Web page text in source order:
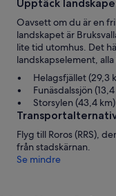
Upptäck
Oavsett om du är en
landskapet är
lite tid utomhus. Det
landskapselement,
Helagsfjället (29,3
Funäsdalssjön
Storsylen (43,4 km)
Flyg till Roros (RRS),
från stadskärnan.
Se mindre